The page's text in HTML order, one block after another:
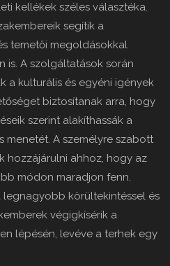
kellékek széles választéka.
segítik a
temetői megoldásokkal
is. A szolgáltatások során
a kulturális és egyéni igények
biztosítanak arra, hogy
szerint alakíthassák a
menetét. A személyre szabott
hozzájárulni ahhoz, hogy az
módon maradjon fenn.
legnagyobb körültekintéssel és
végigkísérik a
lépésén, levéve a terhek egy